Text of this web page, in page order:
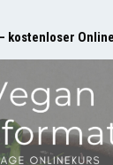
kostenloser